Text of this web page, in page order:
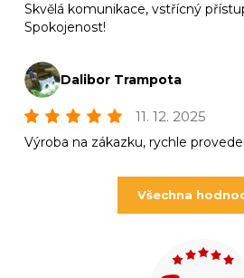
Skvělá komunikace, vstřícný
Spokojenost!
Dalibor Trampota
11. 12. 2025
Výroba na zákazku, rychle
Všechna